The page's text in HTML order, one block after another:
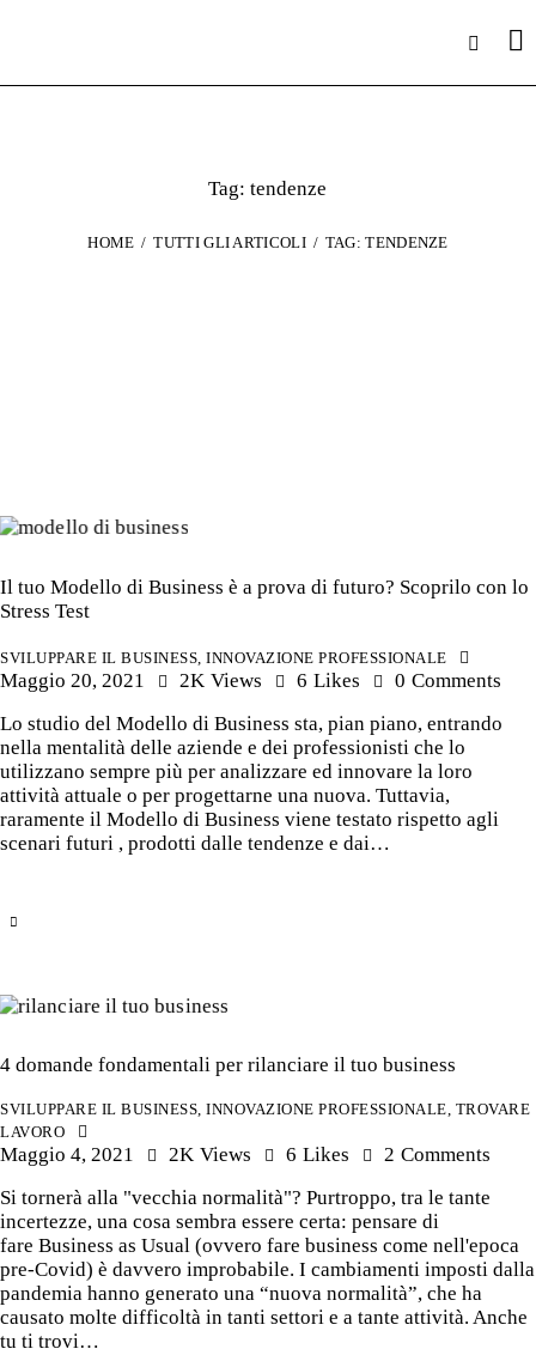
Tag: tendenze
HOME TUTTI GLI ARTICOLI TAG: TENDENZE
Il tuo Modello di Business è a prova di futuro? Scoprilo con lo
Stress Test
SVILUPPARE IL BUSINESS, INNOVAZIONE PROFESSIONALE
Maggio 20, 2021 2K Views 6 Likes 0 Comments
Lo studio del Modello di Business sta, pian piano, entrando
nella mentalità delle aziende e dei professionisti che lo
utilizzano sempre più per analizzare ed innovare la loro
attività attuale o per progettarne una nuova. Tuttavia,
raramente il Modello di Business viene testato rispetto agli
scenari futuri , prodotti dalle tendenze e dai…
4 domande fondamentali per rilanciare il tuo business
SVILUPPARE IL BUSINESS, INNOVAZIONE PROFESSIONALE, TROVARE
LAVORO
Maggio 4, 2021 2K Views 6 Likes 2 Comments
Si tornerà alla "vecchia normalità"? Purtroppo, tra le tante
incertezze, una cosa sembra essere certa: pensare di
fare Business as Usual (ovvero fare business come nell'epoca
pre-Covid) è davvero improbabile. I cambiamenti imposti dalla
pandemia hanno generato una “nuova normalità”, che ha
causato molte difficoltà in tanti settori e a tante attività. Anche
tu ti trovi…